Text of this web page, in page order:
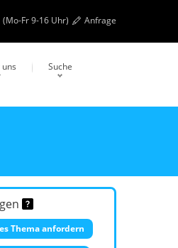
(Mo-Fr 9-16 Uhr) Anfrage
Suche
Thema anfordern